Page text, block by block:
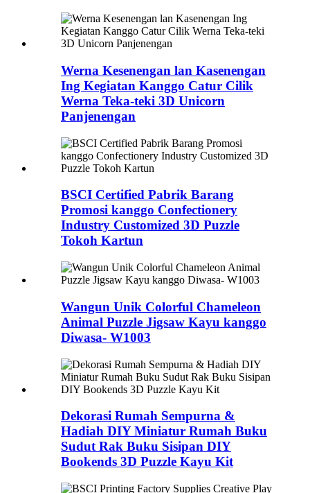
Werna Kesenengan lan Kasenengan
Ing Kegiatan Kanggo Catur Cilik
Werna Teka-teki 3D Unicorn
Panjenengan
BSCI Certified Pabrik Barang
Promosi kanggo Confectionery
Industry Customized 3D Puzzle
Tokoh Kartun
Wangun Unik Colorful Chameleon
Animal Puzzle Jigsaw Kayu kanggo
Diwasa- W1003
Dekorasi Rumah Sempurna &
Hadiah DIY Miniatur Rumah Buku
Sudut Rak Buku Sisipan DIY
Bookends 3D Puzzle Kayu Kit